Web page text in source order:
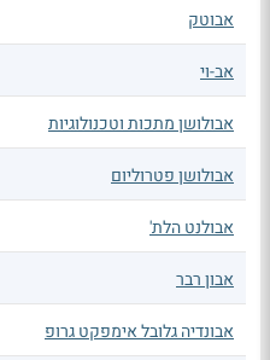
אבוטק
אב-וי
אבולושן מתכות וטכנולוגיות
אבולושן פטרוליום
אבולנט הלת'
אבון רבר
אבונדיה גלובל אימפקט גרופ